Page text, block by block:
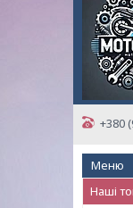
+380
Наші